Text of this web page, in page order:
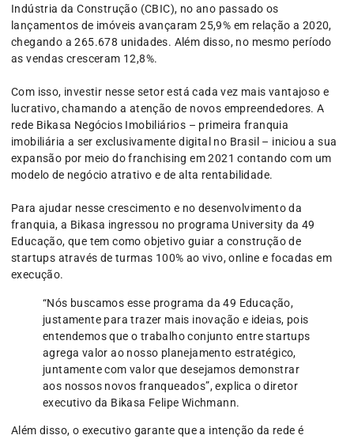
Indústria da Construção (CBIC), no ano passado os
lançamentos de imóveis avançaram 25,9% em relação a 2020,
chegando a 265.678 unidades. Além disso, no mesmo período
as vendas cresceram 12,8%.
Com isso, investir nesse setor está cada vez mais vantajoso e
lucrativo, chamando a atenção de novos empreendedores. A
rede Bikasa Negócios Imobiliários – primeira franquia
imobiliária a ser exclusivamente digital no Brasil – iniciou a sua
expansão por meio do franchising em 2021 contando com um
modelo de negócio atrativo e de alta rentabilidade.
Para ajudar nesse crescimento e no desenvolvimento da
franquia, a Bikasa ingressou no programa University da 49
Educação, que tem como objetivo guiar a construção de
startups através de turmas 100% ao vivo, online e focadas em
execução.
“Nós buscamos esse programa da 49 Educação,
justamente para trazer mais inovação e ideias, pois
entendemos que o trabalho conjunto entre startups
agrega valor ao nosso planejamento estratégico,
juntamente com valor que desejamos demonstrar
aos nossos novos franqueados”, explica o diretor
executivo da Bikasa Felipe Wichmann.
Além disso, o executivo garante que a intenção da rede é